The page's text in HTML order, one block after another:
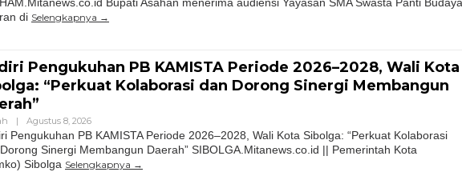
di Selengkapnya
Pengukuhan PB KAMISTA Periode 2026–2028, Wali Kota
“Perkuat Kolaborasi dan Dorong Sinergi Membangun
| Agustus 8, 2026
Pengukuhan PB KAMISTA Periode 2026–2028, Wali Kota Sibolga: “Perkuat Kolaborasi
Sinergi Membangun Daerah” SIBOLGA.Mitanews.co.id || Pemerintah Kota
Sibolga Selengkapnya